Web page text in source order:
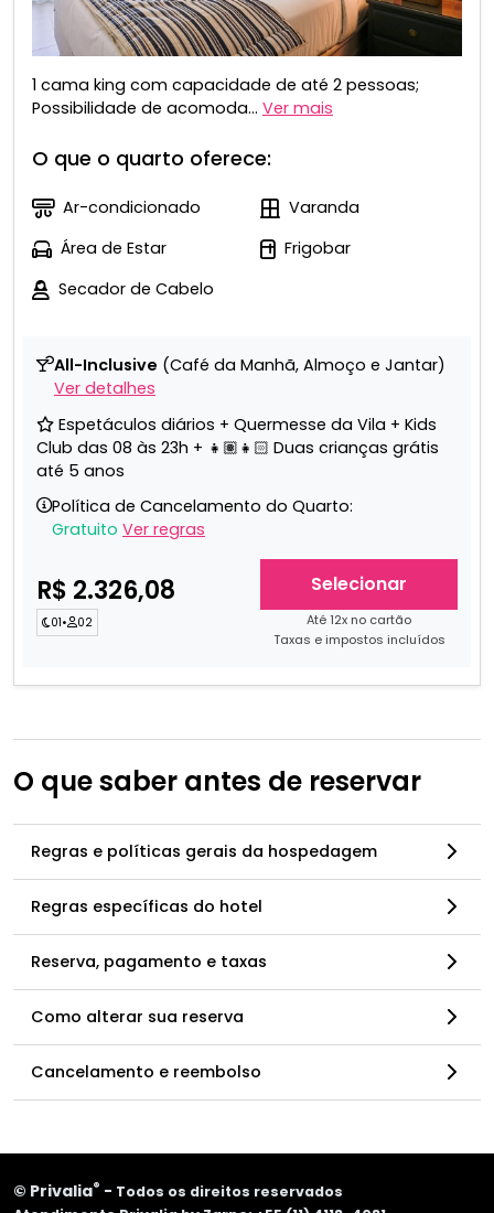
1 cama king com capacidade de até 2 pessoas;​
Possibilidade de acomoda... Ver mais
O que o quarto oferece:
Ar-condicionado
Varanda
Área de Estar
Frigobar
Secador de Cabelo
All-Inclusive (Café da Manhã, Almoço e Jantar)
Ver detalhes
Espetáculos diários + Quermesse da Vila + Kids
Club das 08 às 23h + 👧🏽👧🏻 Duas crianças grátis
até 5 anos
Política de Cancelamento do Quarto:
Gratuito Ver regras
R$ 2.326,08
01• 02
Selecionar
Até 12x no cartão
Taxas e impostos incluídos
O que saber antes de reservar
Regras e políticas gerais da hospedagem
Regras específicas do hotel
Reserva, pagamento e taxas
Como alterar sua reserva
Cancelamento e reembolso
© Privalia® - Todos os direitos reservados